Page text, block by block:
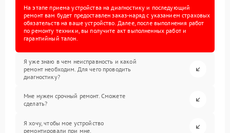
На этапе приема устройства на диагностику и последующий
ремонт вам будет предоставлен заказ-наряд с указанием страховых
обязательств на ваше устройство. Далее, после выполнения работ
по ремонту техники, вы получите акт выполненных работ и
гарантийный талон.
Я уже знаю в чем неисправность и какой
ремонт необходим. Для чего проводить
диагностику?
Мне нужен срочный ремонт. Сможете
сделать?
Я хочу, чтобы мое устройство
ремонтировали при мне.